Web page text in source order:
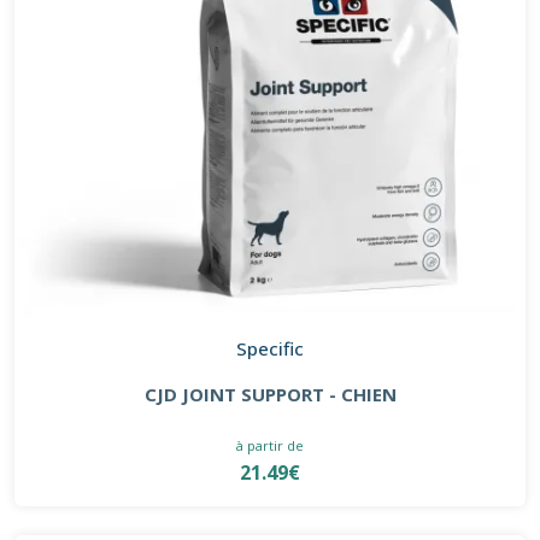
Specific
CJD JOINT SUPPORT - CHIEN
à partir de
21.49€